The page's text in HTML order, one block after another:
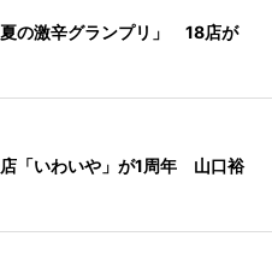
の激辛グランプリ」 18店が
「いわいや」が1周年 山口裕